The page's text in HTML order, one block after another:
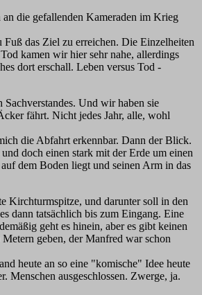
die gefallenden Kameraden im Krieg
das Ziel zu erreichen. Die Einzelheiten
kamen wir hier sehr nahe, allerdings
dort erschall. Leben versus Tod -
Und wir haben sie
fährt. Nicht jedes Jahr, alle, wohl
die Abfahrt erkennbar. Dann der Blick.
doch einen stark mit der Erde um einen
dem Boden liegt und seinen Arm in das
Kirchturmspitze, und darunter soll in den
dann tatsächlich bis zum Eingang. Eine
geht es hinein, aber es gibt keinen
geben, der Manfred war schon
heute an so eine "komische" Idee heute
Menschen ausgeschlossen. Zwerge, ja.